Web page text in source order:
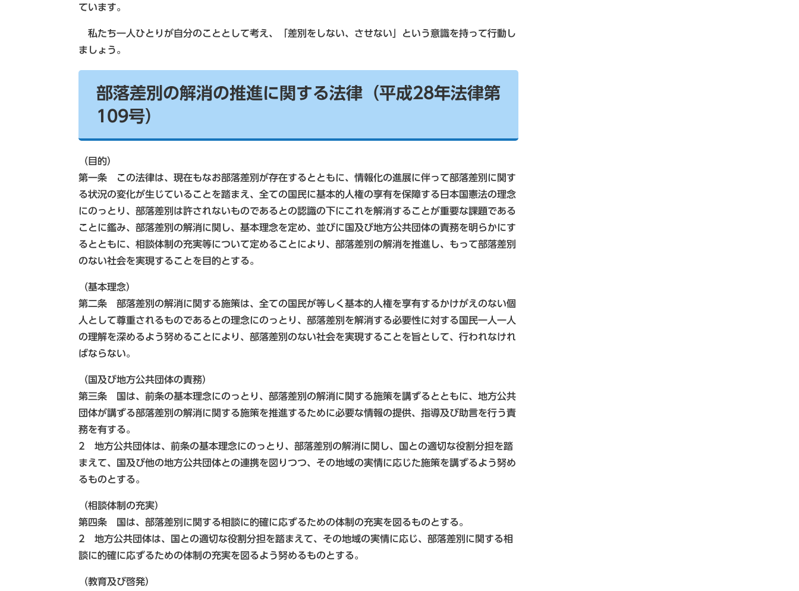
ています。
私たち一人ひとりが自分のこととして考え、「差別をしない、させない」という意識を持って行動し
ましょう。
部落差別の解消の推進に関する法律（平成28年法律第
109号）
（目的）
第一条 この法律は、現在もなお部落差別が存在するとともに、情報化の進展に伴って部落差別に関す
る状況の変化が生じていることを踏まえ、全ての国民に基本的人権の享有を保障する日本国憲法の理念
にのっとり、部落差別は許されないものであるとの認識の下にこれを解消することが重要な課題である
ことに鑑み、部落差別の解消に関し、基本理念を定め、並びに国及び地方公共団体の責務を明らかにす
るとともに、相談体制の充実等について定めることにより、部落差別の解消を推進し、もって部落差別
のない社会を実現することを目的とする。
（基本理念）
第二条 部落差別の解消に関する施策は、全ての国民が等しく基本的人権を享有するかけがえのない個
人として尊重されるものであるとの理念にのっとり、部落差別を解消する必要性に対する国民一人一人
の理解を深めるよう努めることにより、部落差別のない社会を実現することを旨として、行われなけれ
ばならない。
（国及び地方公共団体の責務）
第三条 国は、前条の基本理念にのっとり、部落差別の解消に関する施策を講ずるとともに、地方公共
団体が講ずる部落差別の解消に関する施策を推進するために必要な情報の提供、指導及び助言を行う責
務を有する。
2 地方公共団体は、前条の基本理念にのっとり、部落差別の解消に関し、国との適切な役割分担を踏
まえて、国及び他の地方公共団体との連携を図りつつ、その地域の実情に応じた施策を講ずるよう努め
るものとする。
（相談体制の充実）
第四条 国は、部落差別に関する相談に的確に応ずるための体制の充実を図るものとする。
2 地方公共団体は、国との適切な役割分担を踏まえて、その地域の実情に応じ、部落差別に関する相
談に的確に応ずるための体制の充実を図るよう努めるものとする。
（教育及び啓発）